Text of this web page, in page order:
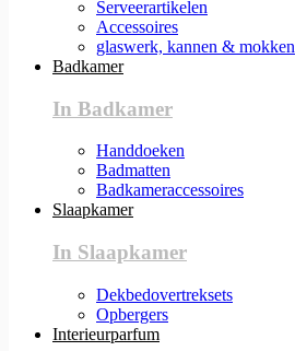
Serveerartikelen
Accessoires
glaswerk, kannen & mokken
Badkamer
In Badkamer
Handdoeken
Badmatten
Badkameraccessoires
Slaapkamer
In Slaapkamer
Dekbedovertreksets
Opbergers
Interieurparfum